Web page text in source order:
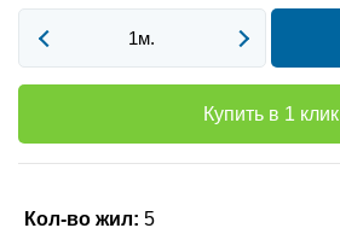
Купить в 1 клик
Кол-во жил: 5